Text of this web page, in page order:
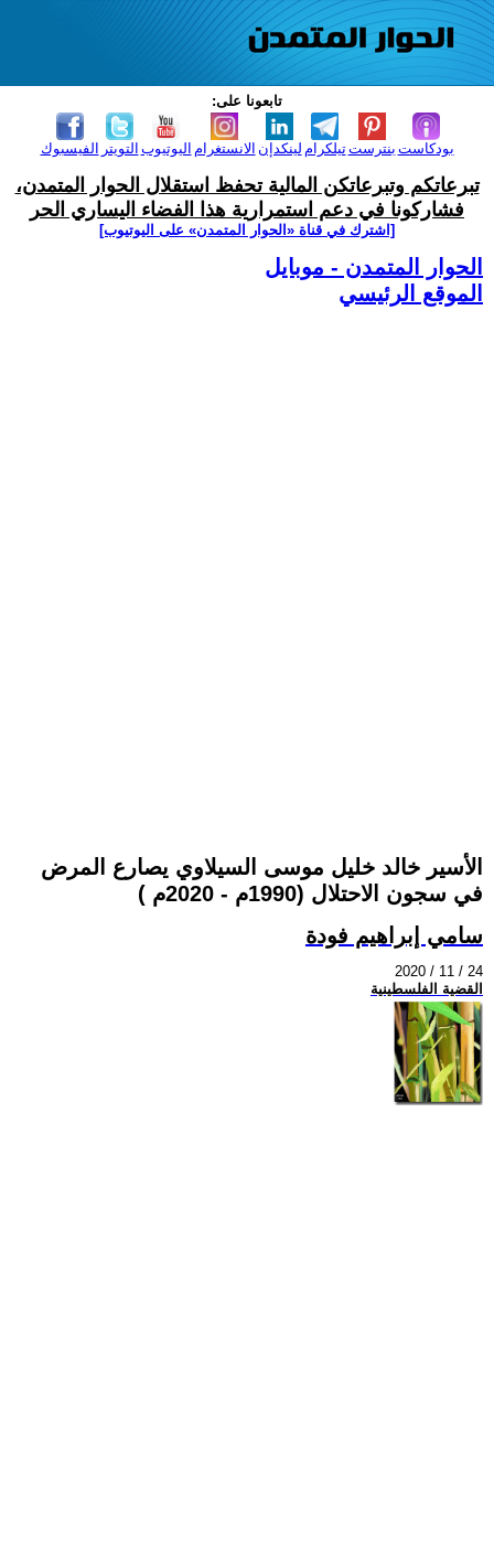
تابعونا على:
الفيسبوك التويتر اليوتيوب الانستغرام لينكدإن تيلكرامبنترست بودكاست
تبرعاتكم وتبرعاتكن المالية تحفظ استقلال الحوار المتمدن،
فشاركونا في دعم استمرارية هذا الفضاء اليساري الحر
[اشترك في قناة ‫«الحوار المتمدن» على اليوتيوب]
الحوار المتمدن - موبايل
الموقع الرئيسي
الأسير خالد خليل موسى السيلاوي يصارع المرض
في سجون الاحتلال (1990م - 2020م )
سامي إبراهيم فودة
2020 / 11 / 24
القضية الفلسطينية